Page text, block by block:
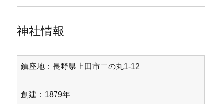
神社情報
鎮座地：長野県上田市二の丸1-12
創建：1879年